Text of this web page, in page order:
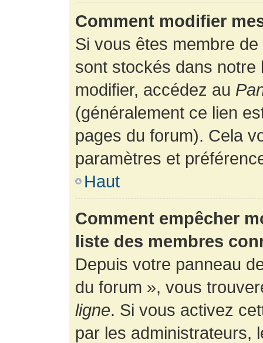
Comment modifier
Si vous êtes membre
sont stockés dans
modifier, accédez au
(généralement ce lien
pages du forum). Cela
paramètres et
Haut
Comment empêcher
liste des membres
Depuis votre panneau
du forum », vous
ligne. Si vous activez
par les administrateurs,